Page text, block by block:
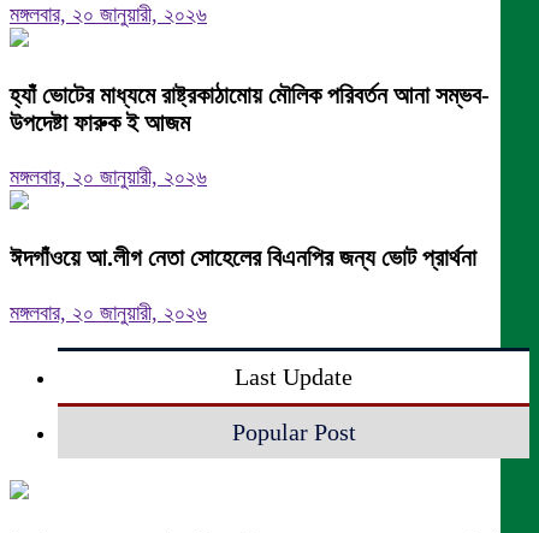
মঙ্গলবার, ২০ জানুয়ারী, ২০২৬
হ্যাঁ ভোটের মাধ্যমে রাষ্ট্রকাঠামোয় মৌলিক পরিবর্তন আনা সম্ভব-
উপদেষ্টা ফারুক ই আজম
মঙ্গলবার, ২০ জানুয়ারী, ২০২৬
ঈদগাঁওয়ে আ.লীগ নেতা সোহেলের বিএনপির জন্য ভোট প্রার্থনা
মঙ্গলবার, ২০ জানুয়ারী, ২০২৬
Last Update
Popular Post